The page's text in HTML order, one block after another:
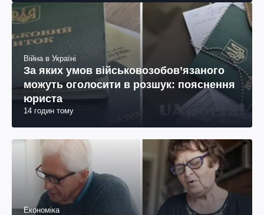
Війна в Україні
За яких умов військовозобов’язаного
можуть оголосити в розшук: пояснення
юриста
14 годин тому
Економіка